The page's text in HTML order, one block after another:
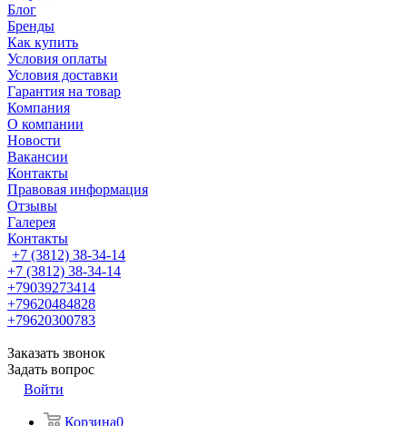
Блог
Бренды
Как купить
Условия оплаты
Условия доставки
Гарантия на товар
Компания
О компании
Новости
Вакансии
Контакты
Правовая информация
Отзывы
Галерея
Контакты
+7 (3812) 38-34-14
+7 (3812) 38-34-14
+79039273414
+79620484828
+79620300783
Заказать звонок
Задать вопрос
Войти
Корзина0